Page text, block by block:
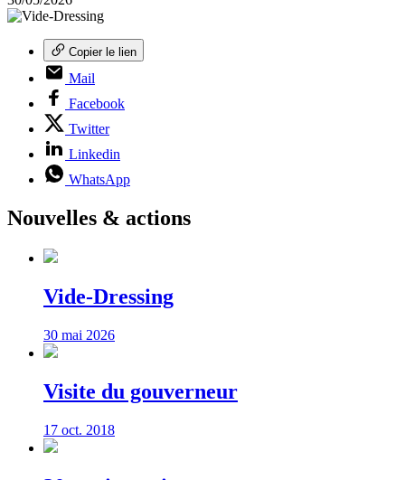
Copier le lien
Mail
Facebook
Twitter
Linkedin
WhatsApp
Nouvelles & actions
Vide-Dressing
30 mai 2026
Visite du gouverneur
17 oct. 2018